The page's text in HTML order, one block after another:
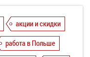
акции и скидки
работа в Польше